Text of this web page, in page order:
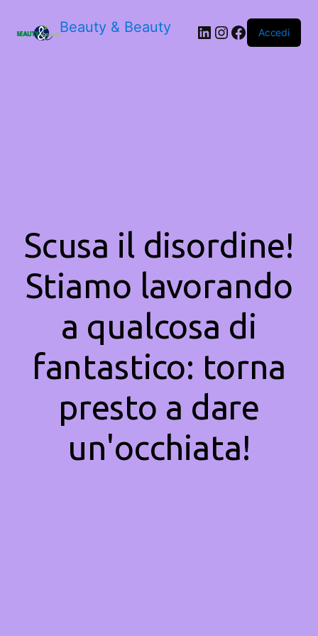
Beauty & Beauty LinkedIn
Instagram
Facebook
Accedi
Scusa il disordine!
Stiamo lavorando
a qualcosa di
fantastico: torna
presto a dare
un'occhiata!